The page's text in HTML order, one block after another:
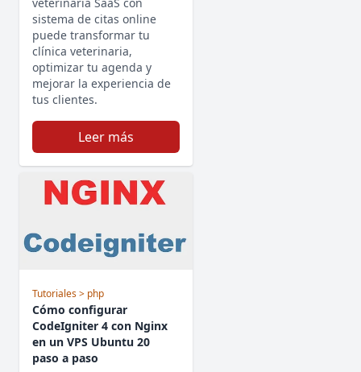
sistema de citas online
puede transformar tu
clínica veterinaria,
optimizar tu agenda y
mejorar la experiencia de
tus clientes.
Leer más
Tutoriales> php
Cómo configurar
CodeIgniter 4 con Nginx
en un VPS Ubuntu 20
paso a paso